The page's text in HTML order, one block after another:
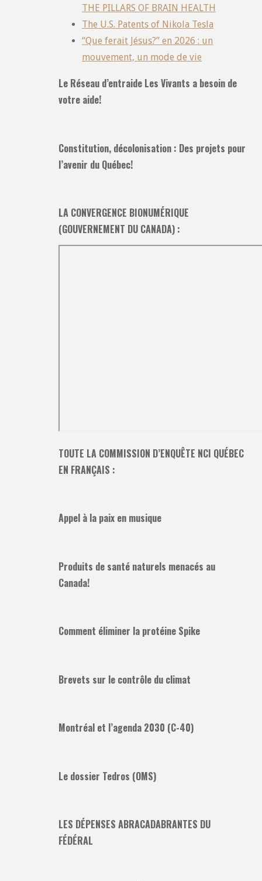
THE PILLARS OF BRAIN HEALTH
The U.S. Patents of Nikola Tesla
“Que ferait Jésus?” en 2026 : un
mouvement, un mode de vie
Le Réseau d’entraide Les Vivants a besoin de
votre aide!
Constitution, décolonisation : Des projets pour
l’avenir du Québec!
LA CONVERGENCE BIONUMÉRIQUE
(GOUVERNEMENT DU CANADA) :
TOUTE LA COMMISSION D’ENQUÊTE NCI QUÉBEC
EN FRANÇAIS :
Appel à la paix en musique
Produits de santé naturels menacés au
Canada!
Comment éliminer la protéine Spike
Brevets sur le contrôle du climat
Montréal et l’agenda 2030 (C-40)
Le dossier Tedros (OMS)
LES DÉPENSES ABRACADABRANTES DU
FÉDÉRAL